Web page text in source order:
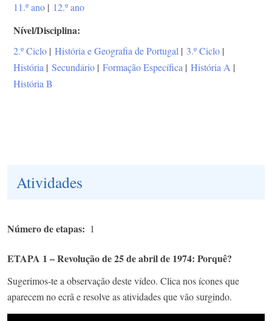
11.º ano | 12.º ano
Nível/Disciplina
2.º Ciclo | História e Geografia de Portugal | 3.º Ciclo |
História | Secundário | Formação Específica | História A |
História B
Atividades
Número de etapas 1
ETAPA 1 – Revolução de 25 de abril de 1974: Porquê?
Sugerimos-te a observação deste vídeo. Clica nos ícones que
aparecem no ecrã e resolve as atividades que vão surgindo.